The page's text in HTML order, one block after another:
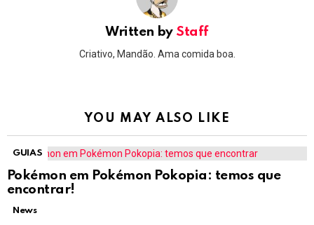
Written by Staff
Criativo, Mandão. Ama comida boa.
YOU MAY ALSO LIKE
GUIAS
Pokémon em Pokémon Pokopia: temos que
encontrar!
News